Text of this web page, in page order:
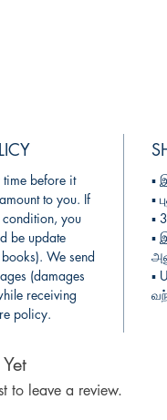
before it
to you. If
you
be update
We send
(damages
receiving
policy.
▪︎
▪︎
▪︎
▪︎
▪︎
to leave a review.